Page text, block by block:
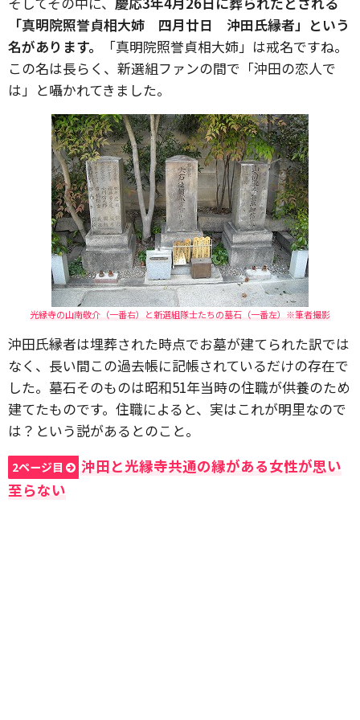
「真明院照誉貞相大姉 四月廿日 沖田氏縁者」という
名があります。
「真明院照誉貞相大姉」は戒名ですね。
この名は長らく、新選組ファンの間で「沖田の恋人で
は」と囁かれてきました。
光縁寺の山南敬介（一番右）と新選組隊士たちの墓石（一番左）※筆者撮影
沖田氏縁者は埋葬された時点でお墓が建てられた訳では
なく、長い間この過去帳に記帳されているだけの存在で
した。 墓石そのものは昭和51年当時の住職が供養のため
建てたものです。住職によると、実はこれが明里なので
は？という説があるとのこと。
2ページ目
沖田と光縁寺共通の縁がある女性が思い
至らない